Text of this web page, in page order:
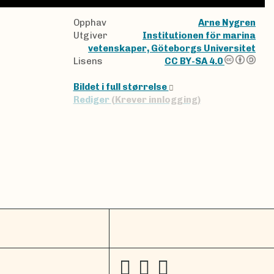
Opphav
Arne Nygren
Utgiver
Institutionen för marina
vetenskaper, Göteborgs Universitet
Lisens
CC BY-SA 4.0
Bildet i full størrelse
Rediger (Krever innlogging)